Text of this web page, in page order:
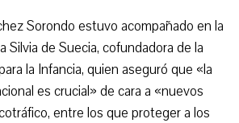
Sorondo estuvo acompañado en la
Silvia de Suecia, cofundadora de la
la Infancia, quien aseguró que «la
es crucial» de cara a «nuevos
entre los que proteger a los